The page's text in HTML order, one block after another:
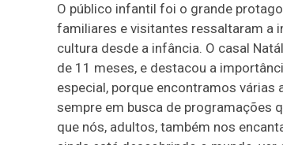
O público infantil foi o grande
familiares e visitantes ressaltaram a
cultura desde a infância. O casal
de 11 meses, e destacou a
especial, porque encontramos várias
sempre em busca de programações
que nós, adultos, também nos